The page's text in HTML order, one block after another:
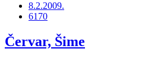
8.2.2009.
6170
Červar, Šime